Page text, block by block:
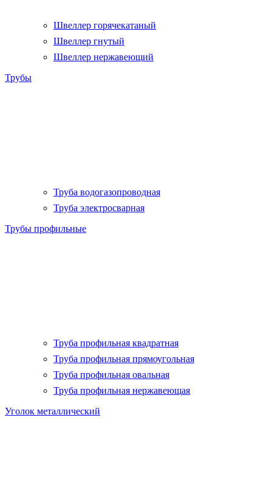
Швеллер горячекатаный
Швеллер гнутый
Швеллер нержавеющий
Трубы
Труба водогазопроводная
Труба электросварная
Трубы профильные
Труба профильная квадратная
Труба профильная прямоугольная
Труба профильная овальная
Труба профильная нержавеющая
Уголок металлический